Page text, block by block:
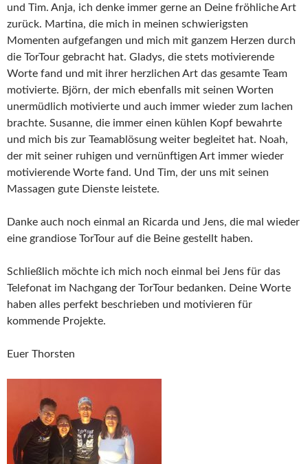
und Tim. Anja, ich denke immer gerne an Deine fröhliche Art
zurück. Martina, die mich in meinen schwierigsten
Momenten aufgefangen und mich mit ganzem Herzen durch
die TorTour gebracht hat. Gladys, die stets motivierende
Worte fand und mit ihrer herzlichen Art das gesamte Team
motivierte. Björn, der mich ebenfalls mit seinen Worten
unermüdlich motivierte und auch immer wieder zum lachen
brachte. Susanne, die immer einen kühlen Kopf bewahrte
und mich bis zur Teamablösung weiter begleitet hat. Noah,
der mit seiner ruhigen und vernünftigen Art immer wieder
motivierende Worte fand. Und Tim, der uns mit seinen
Massagen gute Dienste leistete.
Danke auch noch einmal an Ricarda und Jens, die mal wieder
eine grandiose TorTour auf die Beine gestellt haben.
Schließlich möchte ich mich noch einmal bei Jens für das
Telefonat im Nachgang der TorTour bedanken. Deine Worte
haben alles perfekt beschrieben und motivieren für
kommende Projekte.
Euer Thorsten